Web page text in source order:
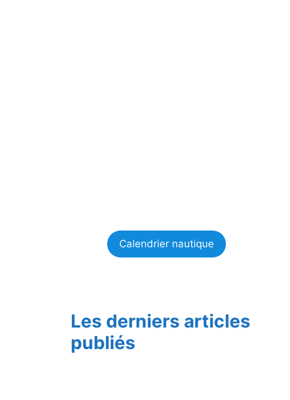
Calendrier nautique
Les derniers articles
publiés